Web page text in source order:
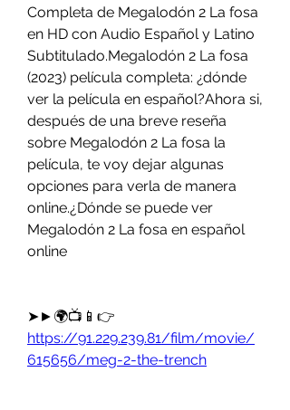
Completa de Megalodón 2 La fosa
en HD con Audio Español y Latino
Subtitulado.Megalodón 2 La fosa
(2023) película completa: ¿dónde
ver la película en español?Ahora si,
después de una breve reseña
sobre Megalodón 2 La fosa la
película, te voy dejar algunas
opciones para verla de manera
online.¿Dónde se puede ver
Megalodón 2 La fosa en español
online
https://91.229.239.81/film/movie/
615656/meg-2-the-trench